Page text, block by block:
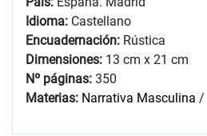
Idioma: Castellano
Encuadernación: Rústica
Dimensiones: 13 cm x 21 cm
Nº páginas: 350
Materias: Narrativa Masculina /